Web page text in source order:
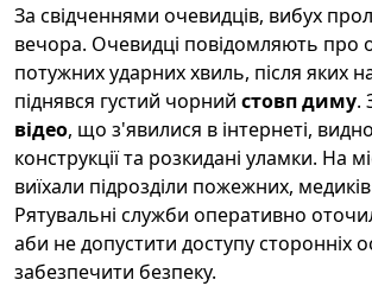
За свідченнями очевидців, вибух
вечора. Очевидці повідомляють про
потужних ударних хвиль, після яких
піднявся густий чорний стовп диму.
відео, що з'явилися в інтернеті,
конструкції та розкидані уламки. На
виїхали підрозділи пожежних, медиків
Рятувальні служби оперативно
аби не допустити доступу сторонніх
забезпечити безпеку.